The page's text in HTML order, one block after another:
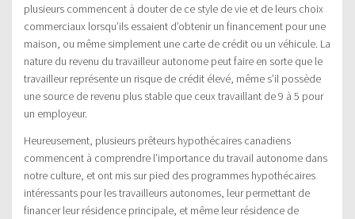
plusieurs commencent à douter de ce style de vie et de leurs choix
commerciaux lorsqu’ils essaient d’obtenir un financement pour une
maison, ou même simplement une carte de crédit ou un véhicule. La
nature du revenu du travailleur autonome peut faire en sorte que le
travailleur représente un risque de crédit élevé, même s’il possède
une source de revenu plus stable que ceux travaillant de 9 à 5 pour
un employeur.
Heureusement, plusieurs prêteurs hypothécaires canadiens
commencent à comprendre l’importance du travail autonome dans
notre culture, et ont mis sur pied des programmes hypothécaires
intéressants pour les travailleurs autonomes, leur permettant de
financer leur résidence principale, et même leur résidence de